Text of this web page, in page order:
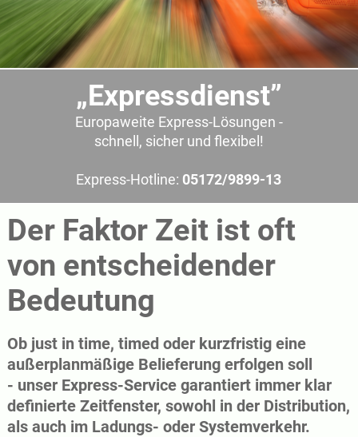
„Expressdienst”
Europaweite Express-Lösungen -
schnell, sicher und flexibel!
Express-Hotline: 05172/9899-13
Der Faktor Zeit ist oft
von entscheidender
Bedeutung
Ob just in time, timed oder kurzfristig eine
außerplanmäßige Belieferung erfolgen soll
- unser Express-Service garantiert immer klar
definierte Zeitfenster, sowohl in der Distribution,
als auch im Ladungs- oder Systemverkehr.